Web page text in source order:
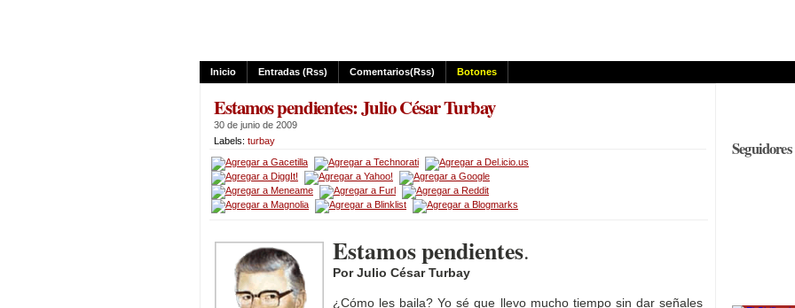
Inicio Entradas (rss) Comentarios(rss) Botones
Estamos pendientes: Julio César Turbay
30 de junio de 2009
Labels: turbay
Estamos pendientes.
Por Julio César Turbay
¿Cómo les baila? Yo sé que llevo mucho tiempo sin dar señales
Seguidores